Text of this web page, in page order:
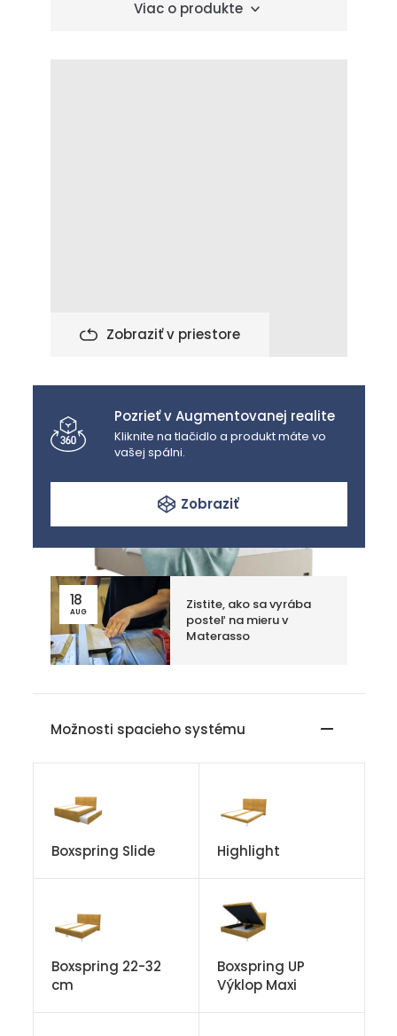
Viac o produkte
Zobraziť v priestore
Pozrieť v Augmentovanej realite
Kliknite na tlačidlo a produkt máte vo
vašej spálni.
Zobraziť
18
AUG
Zistite, ako sa vyrába
posteľ na mieru v
Materasso
Možnosti spacieho systému
Boxspring Slide Highlight
Boxspring 22-32
cm
Boxspring UP
Výklop Maxi